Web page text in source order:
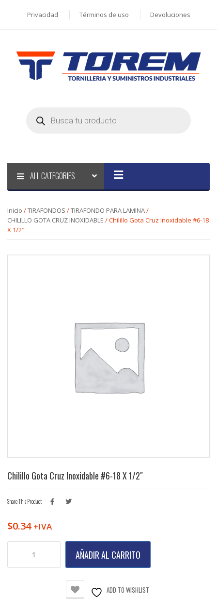
Privacidad Términos de uso Devoluciones
search
ALL CATEGORIES
Inicio /TIRAFONDOS /TIRAFONDO PARA LAMINA/
CHILILLO GOTA CRUZ INOXIDABLE / Chilillo Gota Cruz Inoxidable #6-18
X 1/2″
Chilillo Gota Cruz Inoxidable #6-18 X 1/2″
Share This Product
$0.34 +IVA
AÑADIR AL CARRITO
ADD TO WISHLIST